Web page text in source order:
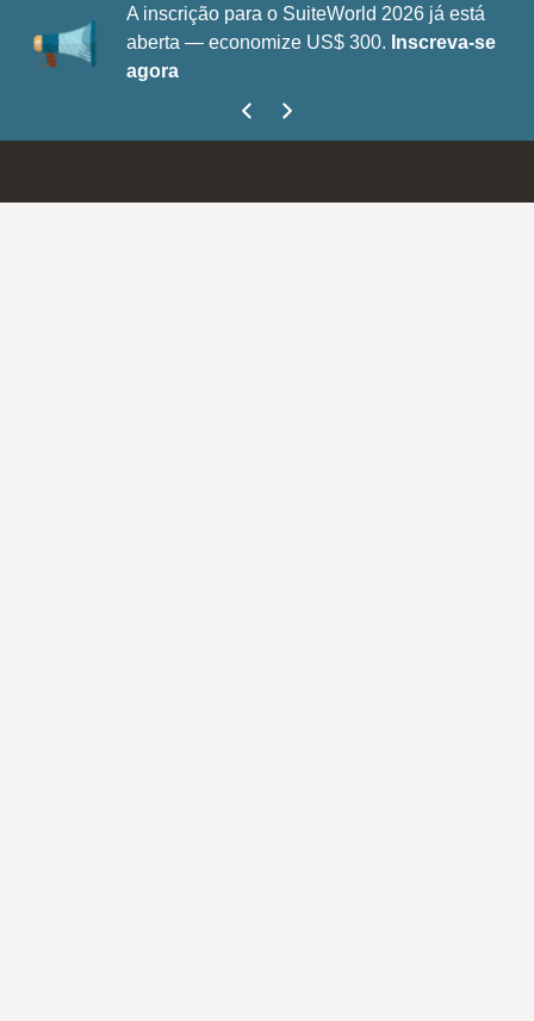
A inscrição para o SuiteWorld 2026 já está
aberta — economize US$ 300. Inscreva-se
agora